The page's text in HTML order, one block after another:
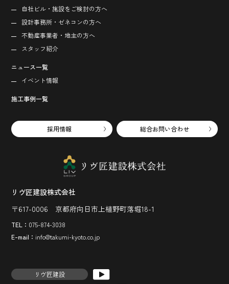
自社ビル・施設をご検討の方へ
設計事務所・ゼネコンの方へ
不動産事業者・地主の方へ
スタッフ紹介
ニュース一覧
イベント情報
施工事例一覧
採用情報 総合お問い合わせ
リヴ匠建設株式会社
〒617-0006 京都府向日市上植野町落堀18-1
TEL： 075-874-3038
E-mail： info@takumi-kyoto.co.jp
リヴ匠建設